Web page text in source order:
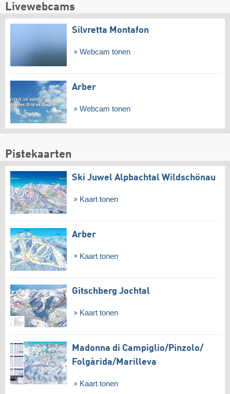
Livewebcams
Silvretta Montafon
Webcam tonen
Arber
Webcam tonen
Pistekaarten
Ski Juwel Alpbachtal Wildschönau
Kaart tonen
Arber
Kaart tonen
Gitschberg Jochtal
Kaart tonen
Madonna di Campiglio/​Pinzolo/​
Folgàrida/​Marilleva
Kaart tonen